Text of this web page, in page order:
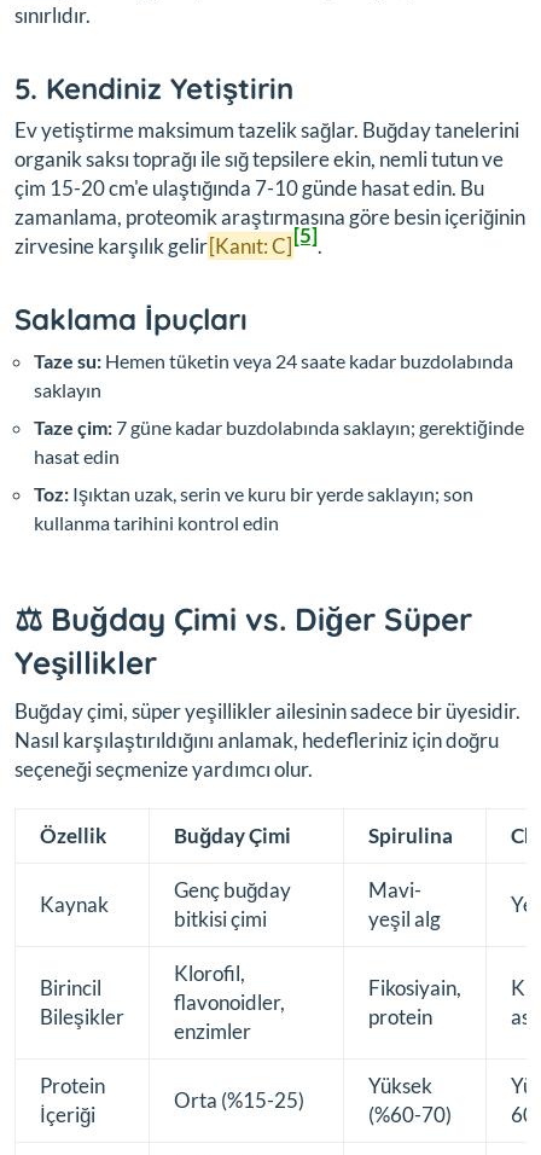
sınırlıdır.
5. Kendiniz Yetiştirin
Ev yetiştirme maksimum tazelik sağlar. Buğday tanelerini
organik saksı toprağı ile sığ tepsilere ekin, nemli tutun ve
çim 15-20 cm'e ulaştığında 7-10 günde hasat edin. Bu
zamanlama, proteomik araştırmasına göre besin içeriğinin
zirvesine karşılık gelir[Kanıt: C][5].
Saklama İpuçları
Taze su: Hemen tüketin veya 24 saate kadar buzdolabında
saklayın
Taze çim:7 güne kadar buzdolabında saklayın; gerektiğinde
hasat edin
Toz: Işıktan uzak, serin ve kuru bir yerde saklayın; son
kullanma tarihini kontrol edin
⚖️ Buğday Çimi vs. Diğer Süper
Yeşillikler
Buğday çimi, süper yeşillikler ailesinin sadece bir üyesidir.
Nasıl karşılaştırıldığını anlamak, hedefleriniz için doğru
seçeneği seçmenize yardımcı olur.
Özellik Buğday Çimi Spirulina
Kaynak
Genç buğday
bitkisi çimi
Mavi-
yeşil alg
Birincil
Bileşikler
Klorofil,
flavonoidler,
enzimler
Fikosiyain,
protein
Protein
İçeriği
Orta (%15-25)
Yüksek
(%60-70)
60)